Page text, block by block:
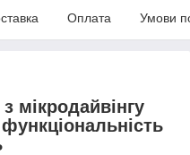
Оплата Умови
мікродайвінгу